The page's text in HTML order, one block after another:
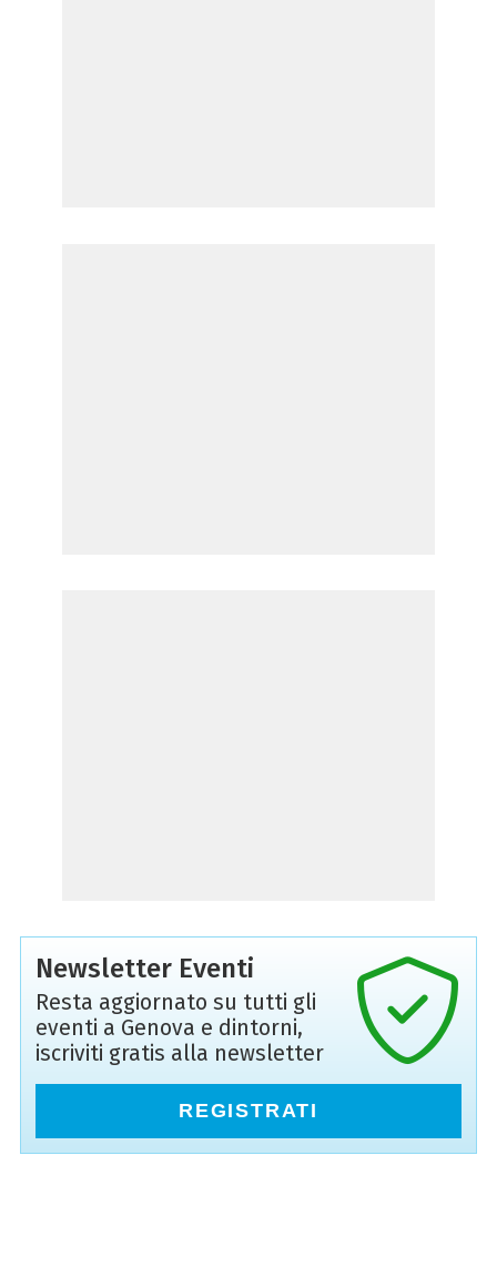
Newsletter Eventi
Resta aggiornato su tutti gli
eventi a Genova e dintorni,
iscriviti gratis alla newsletter
REGISTRATI